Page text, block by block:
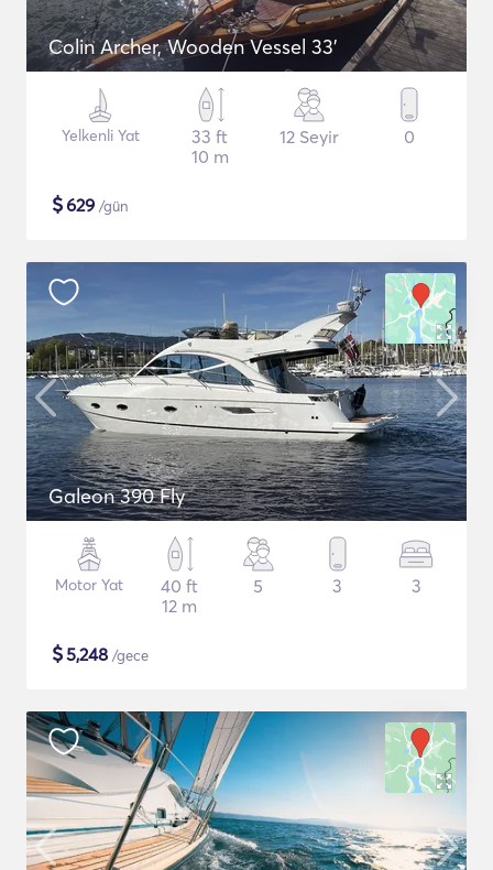
Colin Archer, Wooden Vessel 33'
Yelkenli Yat
33 ft
10 m
12 Seyir 0
$629 /gün
Galeon 390 Fly
Motor Yat
40 ft
12 m
5 3 3
$5,248 /gece